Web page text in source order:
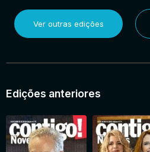
Ver outras edições
Edições anteriores